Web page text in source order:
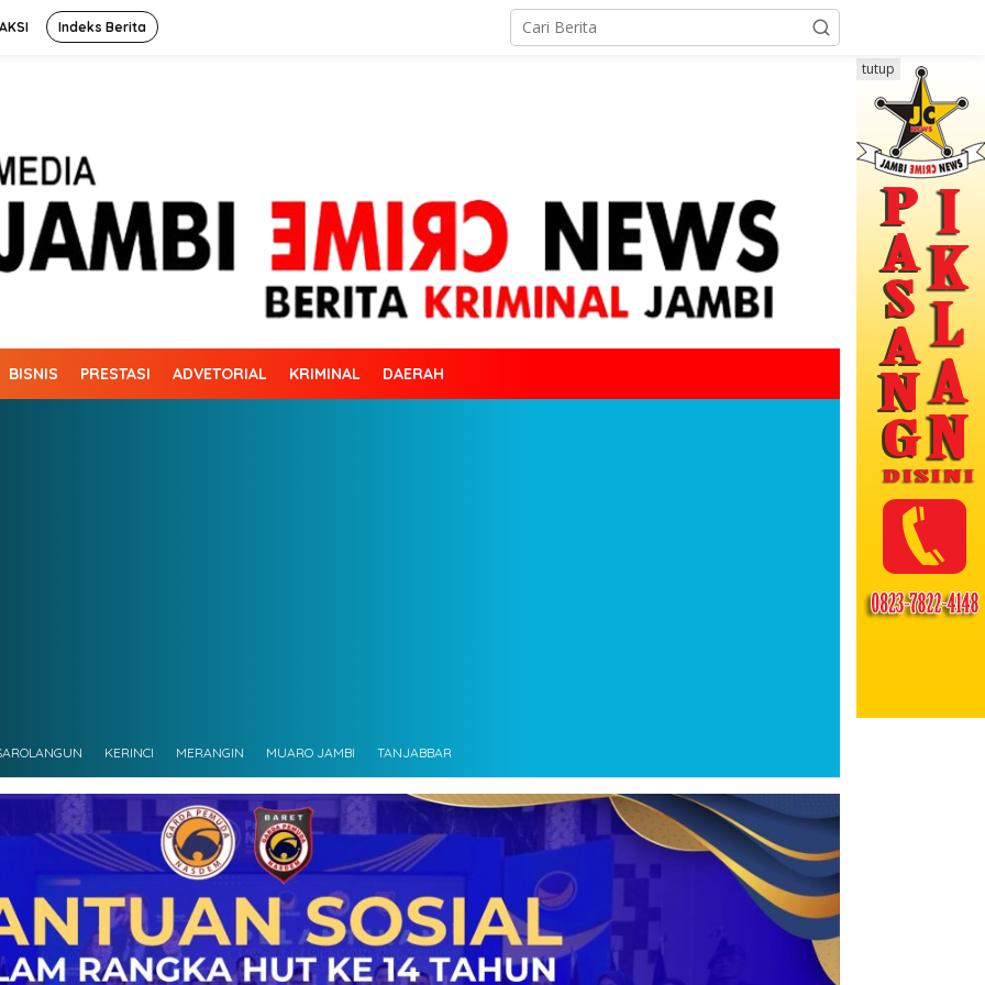
Indeks Berita
BISNIS PRESTASI ADVETORIAL KRIMINAL DAERAH
KERINCI MERANGIN MUARO JAMBI TANJABBAR
tutup